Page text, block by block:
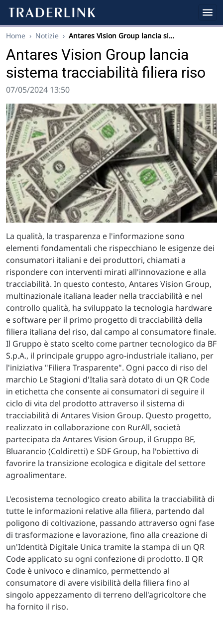
Home › Notizie › Antares Vision Group lancia si…
Antares Vision Group lancia
sistema tracciabilità filiera riso
07/05/2024 13:50
La qualità, la trasparenza e l'informazione sono
elementi fondamentali che rispecchiano le esigenze dei
consumatori italiani e dei produttori, chiamati a
rispondere con interventi mirati all'innovazione e alla
tracciabilità. In questo contesto, Antares Vision Group,
multinazionale italiana leader nella tracciabilità e nel
controllo qualità, ha sviluppato la tecnologia hardware
e software per il primo progetto di tracciabilità della
filiera italiana del riso, dal campo al consumatore finale.
Il Gruppo è stato scelto come partner tecnologico da BF
S.p.A., il principale gruppo agro-industriale italiano, per
l'iniziativa "Filiera Trasparente". Ogni pacco di riso del
marchio Le Stagioni d'Italia sarà dotato di un QR Code
in etichetta che consente ai consumatori di seguire il
ciclo di vita del prodotto attraverso il sistema di
tracciabilità di Antares Vision Group. Questo progetto,
realizzato in collaborazione con RurAll, società
partecipata da Antares Vision Group, il Gruppo BF,
Bluarancio (Coldiretti) e SDF Group, ha l'obiettivo di
favorire la transizione ecologica e digitale del settore
agroalimentare.
L'ecosistema tecnologico creato abilita la tracciabilità di
tutte le informazioni relative alla filiera, partendo dal
poligono di coltivazione, passando attraverso ogni fase
di trasformazione e lavorazione, fino alla creazione di
un'Identità Digitale Unica tramite la stampa di un QR
Code applicato su ogni confezione di prodotto. Il QR
Code è univoco e dinamico, permettendo al
consumatore di avere visibilità della filiera fino al
singolo appezzamento di terreno dell'agricoltore che
ha fornito il riso.